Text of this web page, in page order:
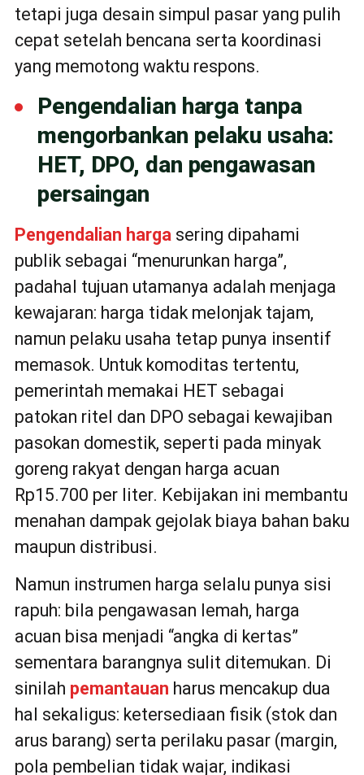
tetapi juga desain simpul pasar yang pulih
cepat setelah bencana serta koordinasi
yang memotong waktu respons.
Pengendalian harga tanpa
mengorbankan pelaku usaha:
HET, DPO, dan pengawasan
persaingan
Pengendalian harga sering dipahami
publik sebagai “menurunkan harga”,
padahal tujuan utamanya adalah menjaga
kewajaran: harga tidak melonjak tajam,
namun pelaku usaha tetap punya insentif
memasok. Untuk komoditas tertentu,
pemerintah memakai HET sebagai
patokan ritel dan DPO sebagai kewajiban
pasokan domestik, seperti pada minyak
goreng rakyat dengan harga acuan
Rp15.700 per liter. Kebijakan ini membantu
menahan dampak gejolak biaya bahan baku
maupun distribusi.
Namun instrumen harga selalu punya sisi
rapuh: bila pengawasan lemah, harga
acuan bisa menjadi “angka di kertas”
sementara barangnya sulit ditemukan. Di
sinilah pemantauan harus mencakup dua
hal sekaligus: ketersediaan fisik (stok dan
arus barang) serta perilaku pasar (margin,
pola pembelian tidak wajar, indikasi